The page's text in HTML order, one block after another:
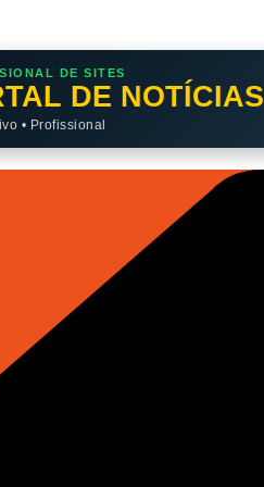
DE SITES
DE NOTÍCIAS
• Profissional